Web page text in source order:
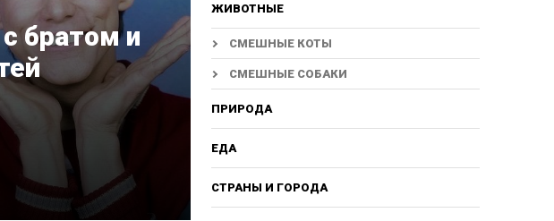
братом и
ЖИВОТНЫЕ
СМЕШНЫЕ КОТЫ
СМЕШНЫЕ СОБАКИ
ПРИРОДА
ЕДА
СТРАНЫ И ГОРОДА